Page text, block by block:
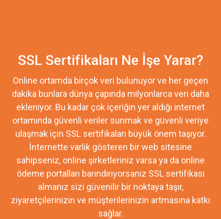
SSL Sertifikaları Ne İşe Yarar?
Online ortamda birçok veri bulunuyor ve her geçen
dakika bunlara dünya çapında milyonlarca veri daha
ekleniyor. Bu kadar çok içeriğin yer aldığı internet
ortamında güvenli veriler sunmak ve güvenli veriye
ulaşmak için SSL sertifikaları büyük önem taşıyor.
İnternette varlık gösteren bir web sitesine
sahipseniz, online şirketleriniz varsa ya da online
ödeme portalları barındırıyorsanız SSL sertifikası
almanız sizi güvenilir bir noktaya taşır,
ziyaretçilerinizin ve müşterilerinizin artmasına katkı
sağlar.